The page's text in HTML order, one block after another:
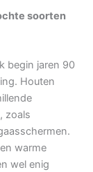
soorten
begin jaren 90
Houten
zoals
warme
wel enig